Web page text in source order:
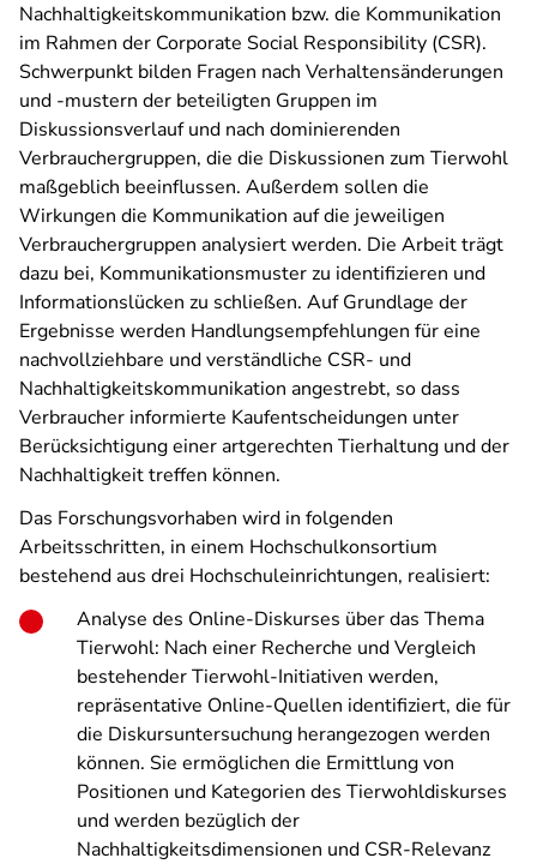
Nachhaltigkeitskommunikation bzw. die Kommunikation
im Rahmen der Corporate Social Responsibility (CSR).
Schwerpunkt bilden Fragen nach Verhaltensänderungen
und -mustern der beteiligten Gruppen im
Diskussionsverlauf und nach dominierenden
Verbrauchergruppen, die die Diskussionen zum Tierwohl
maßgeblich beeinflussen. Außerdem sollen die
Wirkungen die Kommunikation auf die jeweiligen
Verbrauchergruppen analysiert werden. Die Arbeit trägt
dazu bei, Kommunikationsmuster zu identifizieren und
Informationslücken zu schließen. Auf Grundlage der
Ergebnisse werden Handlungsempfehlungen für eine
nachvollziehbare und verständliche CSR- und
Nachhaltigkeitskommunikation angestrebt, so dass
Verbraucher informierte Kaufentscheidungen unter
Berücksichtigung einer artgerechten Tierhaltung und der
Nachhaltigkeit treffen können.
Das Forschungsvorhaben wird in folgenden
Arbeitsschritten, in einem Hochschulkonsortium
bestehend aus drei Hochschuleinrichtungen, realisiert:
Analyse des Online-Diskurses über das Thema
Tierwohl: Nach einer Recherche und Vergleich
bestehender Tierwohl-Initiativen werden,
repräsentative Online-Quellen identifiziert, die für
die Diskursuntersuchung herangezogen werden
können. Sie ermöglichen die Ermittlung von
Positionen und Kategorien des Tierwohldiskurses
und werden bezüglich der
Nachhaltigkeitsdimensionen und CSR-Relevanz